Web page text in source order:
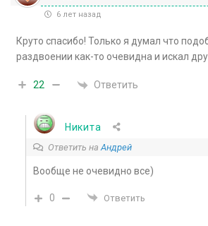
6 лет назад
Круто спасибо! Только я думал что
раздвоении как-то очевидна и искал
22 Ответить
Никита
Ответить наАндрей
Вообще не очевидно все)
0 Ответить